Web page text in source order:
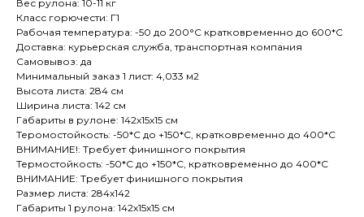
Вес рулона: 10-11 кг
Класс горючести: Г1
Рабочая температура: -50 до 200°С кратковременно до 600*С
Доставка: курьерская служба, транспортная компания
Самовывоз: да
Минимальный заказ 1 лист: 4,033 м2
Высота листа: 284 см
Ширина листа: 142 см
Габариты в рулоне: 142х15х15 см
Теромостойкость: -50*С до +150*С, кратковременно до 400*C
ВНИМАНИЕ!: Требует финишного покрытия
Термостойкость: -50*С до +150*С, кратковременно до 400*C
ВНИМАНИЕ: Требует финишного покрытия
Размер листа: 284х142
Габариты 1 рулона: 142х15х15 см